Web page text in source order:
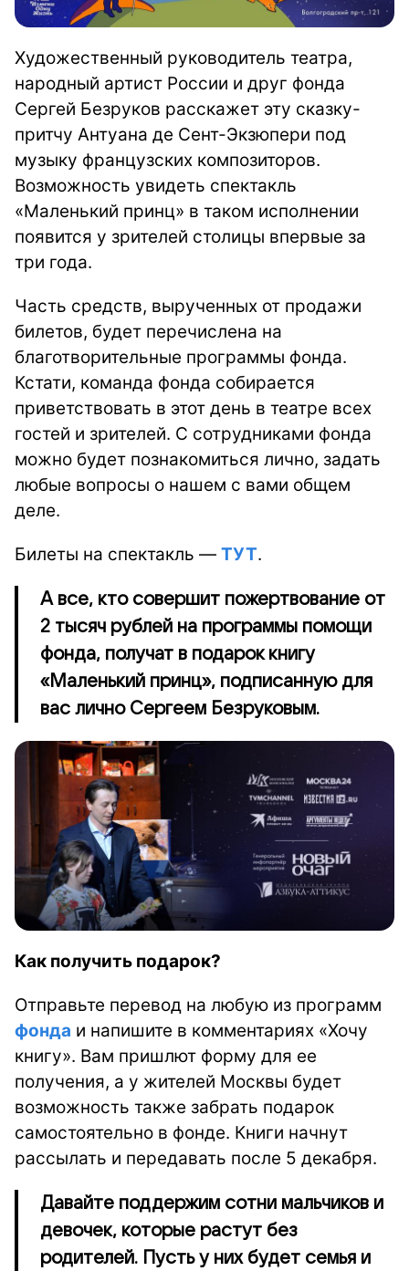
Художественный руководитель театра,
народный артист России и друг фонда
Сергей Безруков расскажет эту сказку-
притчу Антуана де Сент-Экзюпери под
музыку французских композиторов.
Возможность увидеть спектакль
«Маленький принц» в таком исполнении
появится у зрителей столицы впервые за
три года.
Часть средств, вырученных от продажи
билетов, будет перечислена на
благотворительные программы фонда.
Кстати, команда фонда собирается
приветствовать в этот день в театре всех
гостей и зрителей. С сотрудниками фонда
можно будет познакомиться лично, задать
любые вопросы о нашем с вами общем
деле.
Билеты на спектакль — ТУТ.
А все, кто совершит пожертвование от
2 тысяч рублей на программы помощи
фонда, получат в подарок книгу
«Маленький принц», подписанную для
вас лично Сергеем Безруковым.
Как получить подарок?
Отправьте перевод на любую из программ
фонда и напишите в комментариях «Хочу
книгу». Вам пришлют форму для ее
получения, а у жителей Москвы будет
возможность также забрать подарок
самостоятельно в фонде. Книги начнут
рассылать и передавать после 5 декабря.
Давайте поддержим сотни мальчиков и
девочек, которые растут без
родителей. Пусть у них будет семья и